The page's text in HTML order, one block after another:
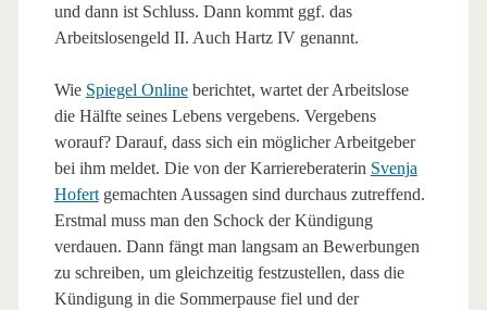
und dann ist Schluss. Dann kommt ggf. das
Arbeitslosengeld II. Auch Hartz IV genannt.
Wie Spiegel Onlineberichtet, wartet der Arbeitslose
die Hälfte seines Lebens vergebens. Vergebens
worauf? Darauf, dass sich ein möglicher Arbeitgeber
bei ihm meldet. Die von der Karriereberaterin Svenja
Hofertgemachten Aussagen sind durchaus zutreffend.
Erstmal muss man den Schock der Kündigung
verdauen. Dann fängt man langsam an Bewerbungen
zu schreiben, um gleichzeitig festzustellen, dass die
Kündigung in die Sommerpause fiel und der